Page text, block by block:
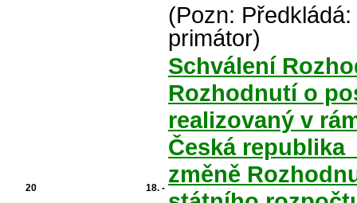
(Pozn:
primátor)
20 18. -
Schválení
Rozhodnutí o
realizovaný v
Česká republika
změně